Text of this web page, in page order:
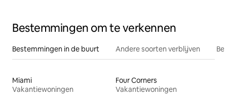
Bestemmingen om te verkennen
Bestemmingen in de buurt Andere soorten verblijven
Miami
Vakantiewoningen
Four Corners
Vakantiewoningen